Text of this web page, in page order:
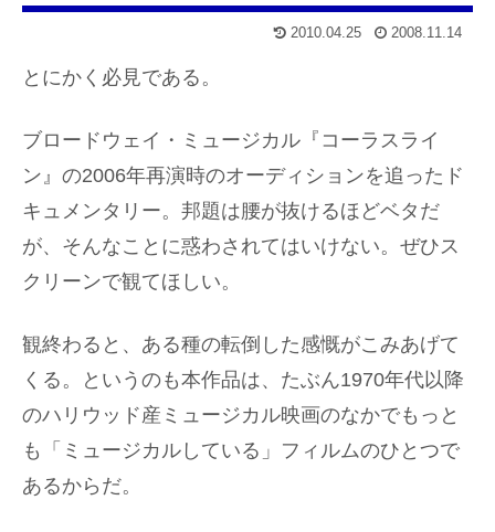
2010.04.25 2008.11.14
とにかく必見である。
ブロードウェイ・ミュージカル『コーラスライ
ン』の2006年再演時のオーディションを追ったド
キュメンタリー。邦題は腰が抜けるほどベタだ
が、そんなことに惑わされてはいけない。ぜひス
クリーンで観てほしい。
観終わると、ある種の転倒した感慨がこみあげて
くる。というのも本作品は、たぶん1970年代以降
のハリウッド産ミュージカル映画のなかでもっと
も「ミュージカルしている」フィルムのひとつで
あるからだ。